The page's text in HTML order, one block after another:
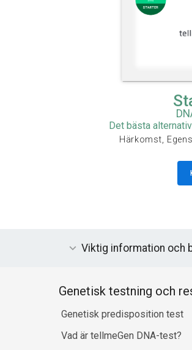
Det bästa
Härkomst,
Viktig information och
Genetisk testning och
Genetisk predisposition test
Vad är tellmeGen DNA-test?